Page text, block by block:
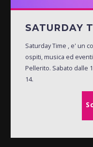
SATURDAY
Saturday Time , e' un
ospiti, musica ed
Pellerito. Sabato dalle
14.